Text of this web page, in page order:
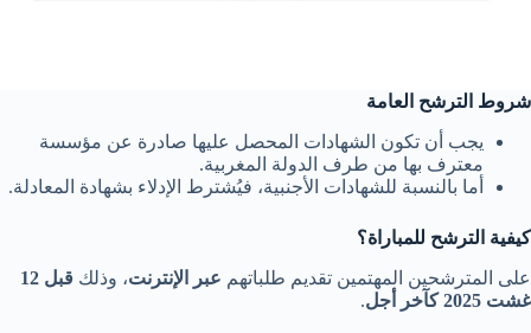
شروط الترشح العامة
يجب أن تكون الشهادات المحصل عليها صادرة عن مؤسسة
معترف بها من طرف الدولة المغربية.
أما بالنسبة للشهادات الأجنبية، فيُشترط الإدلاء بشهادة المعادلة.
كيفية الترشح للمباراة؟
على المترشحين المهتمين تقديم طلباتهم عبر الإنترنت، وذلك
قبل 12
غشت 2025 كآخر أجل
.